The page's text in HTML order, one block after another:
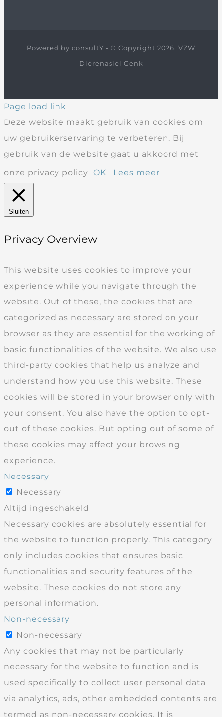
Powered by consultY - © Copyright 2026, VZW
Dierenasiel Genk
Page load link
Deze website maakt gebruik van cookies om
uw gebruikerservaring te verbeteren. Bij
gebruik van de website gaat u akkoord met
onze privacy policy
OK Lees meer
Sluiten
Privacy Overview
This website uses cookies to improve your
experience while you navigate through the
website. Out of these, the cookies that are
categorized as necessary are stored on your
browser as they are essential for the working of
basic functionalities of the website. We also use
third-party cookies that help us analyze and
understand how you use this website. These
cookies will be stored in your browser only with
your consent. You also have the option to opt-
out of these cookies. But opting out of some of
these cookies may affect your browsing
experience.
Necessary
Necessary
Altijd ingeschakeld
Necessary cookies are absolutely essential for
the website to function properly. This category
only includes cookies that ensures basic
functionalities and security features of the
website. These cookies do not store any
personal information.
Non-necessary
Non-necessary
Any cookies that may not be particularly
necessary for the website to function and is
used specifically to collect user personal data
via analytics, ads, other embedded contents are
termed as non-necessary cookies. It is